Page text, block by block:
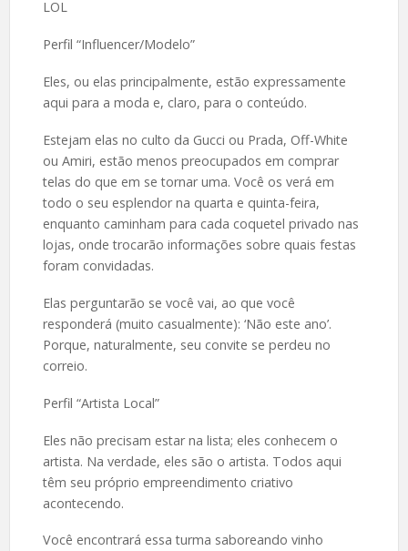
LOL
Perfil “Influencer/Modelo”
Eles, ou elas principalmente, estão expressamente
aqui para a moda e, claro, para o conteúdo.
Estejam elas no culto da Gucci ou Prada, Off-White
ou Amiri, estão menos preocupados em comprar
telas do que em se tornar uma. Você os verá em
todo o seu esplendor na quarta e quinta-feira,
enquanto caminham para cada coquetel privado nas
lojas, onde trocarão informações sobre quais festas
foram convidadas.
Elas perguntarão se você vai, ao que você
responderá (muito casualmente): ‘Não este ano’.
Porque, naturalmente, seu convite se perdeu no
correio.
Perfil “Artista Local”
Eles não precisam estar na lista; eles conhecem o
artista. Na verdade, eles são o artista. Todos aqui
têm seu próprio empreendimento criativo
acontecendo.
Você encontrará essa turma saboreando vinho